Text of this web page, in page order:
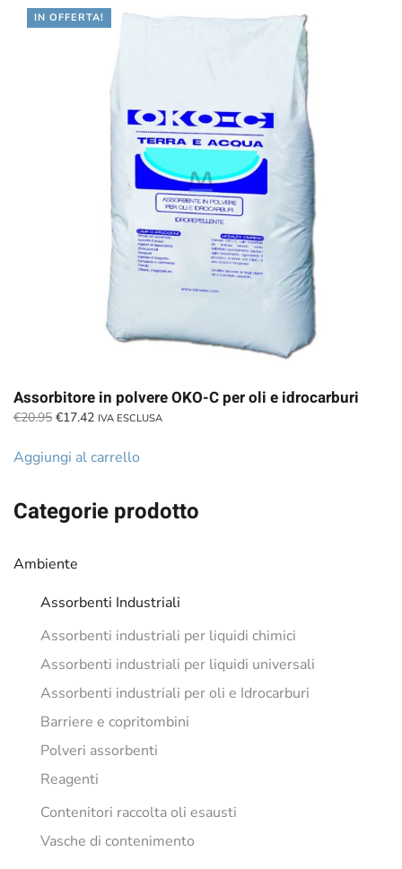
Categorie prodotto
Ambiente
Assorbenti Industriali
Assorbenti industriali per liquidi chimici
Assorbenti industriali per liquidi universali
Assorbenti industriali per oli e Idrocarburi
Barriere e copritombini
Polveri assorbenti
Reagenti
Contenitori raccolta oli esausti
Vasche di contenimento
IN OFFERTA!
Assorbitore in polvere OKO-C per oli e idrocarburi
€20.95 Il
originale
€17.42Il
attuale
IVA ESCLUSA
Aggiungi al carrello